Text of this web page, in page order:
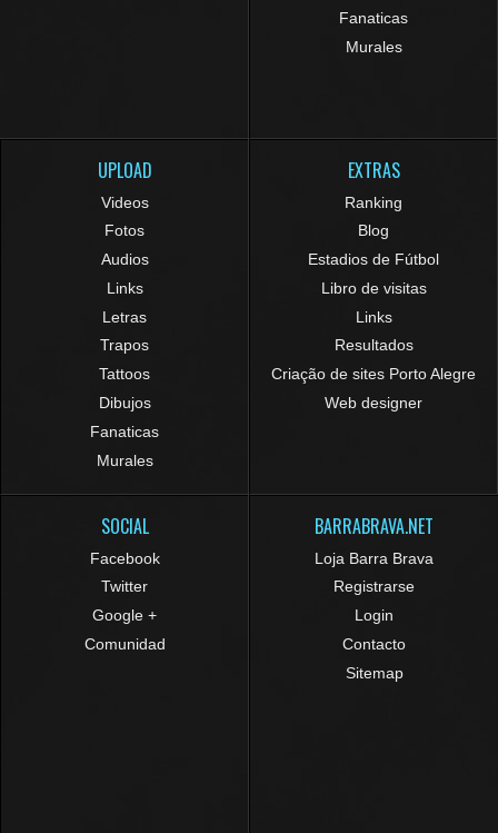
Fanaticas
Murales
UPLOAD
Videos
Fotos
Audios
Links
Letras
Trapos
Tattoos
Dibujos
Fanaticas
Murales
EXTRAS
Ranking
Blog
Estadios de Fútbol
Libro de visitas
Links
Resultados
Criação de sites Porto Alegre
Web designer
SOCIAL
Facebook
Twitter
Google +
Comunidad
BARRABRAVA.NET
Loja Barra Brava
Registrarse
Login
Contacto
Sitemap